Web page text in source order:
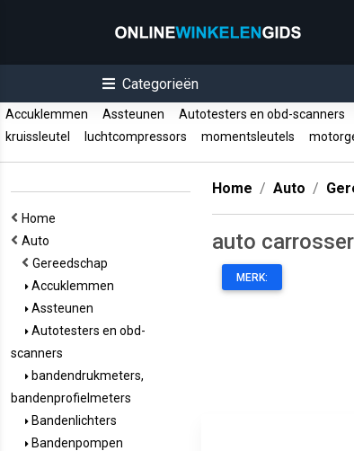
Categorieën
Accuklemmen Assteunen Autotesters en obd-scanners
kruissleutel
luchtcompressors momentsleutels
Home
Auto
Gereedschap
Accuklemmen
Assteunen
Autotesters en obd-
scanners
bandendrukmeters,
bandenprofielmeters
Bandenlichters
Bandenpompen
Home Auto
auto
MERK: